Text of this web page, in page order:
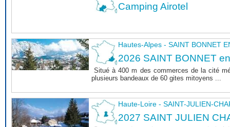
Camping Airotel
Hautes-Alpes - SAINT BONNET
2026 SAINT BONNET
Situé à 400 m des commerces de la cité
plusieurs bandeaux de 60 gites mitoyens ...
Haute-Loire - SAINT-JULIEN-
2027 SAINT JULIEN